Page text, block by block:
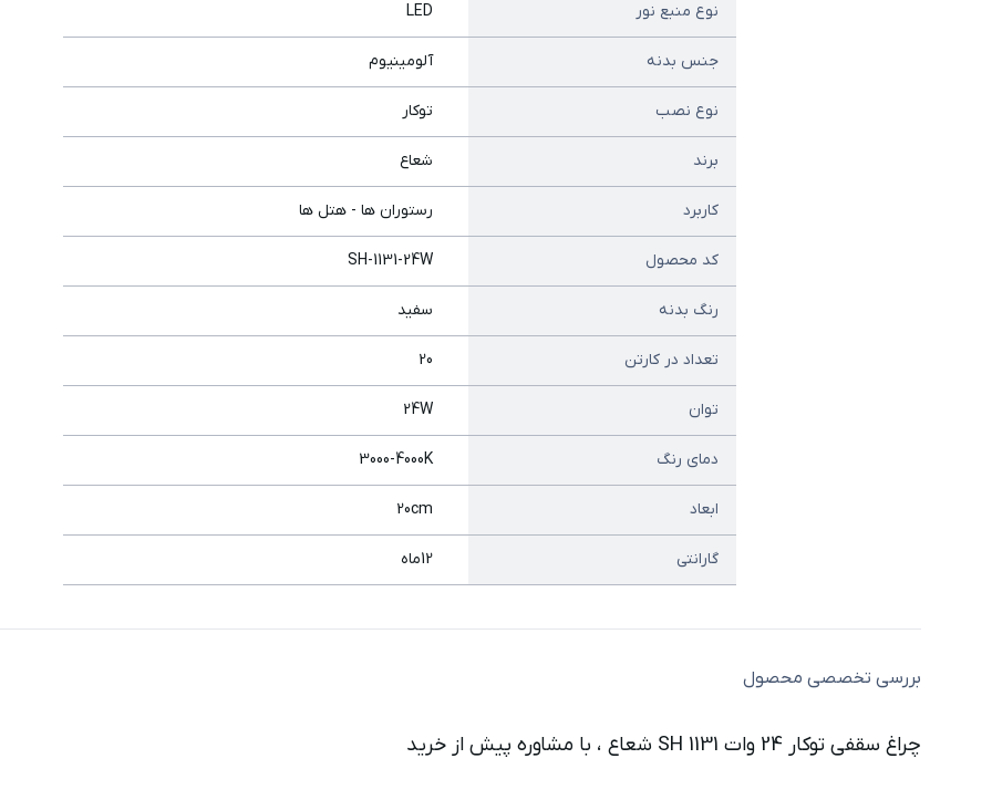
نوع منبع نور LED
جنس بدنه آلومینیوم
نوع نصب توکار
برند شعاع
کاربرد رستوران ها - هتل ها
کد محصول SH-1131-24W
رنگ بدنه سفید
تعداد در کارتن 20
توان 24W
دمای رنگ 3000-4000K
ابعاد 20cm
گارانتی 12ماه
بررسی تخصصی محصول
چراغ سقفی توکار 24 وات 1131 SH شعاع ، با مشاوره پیش از خرید